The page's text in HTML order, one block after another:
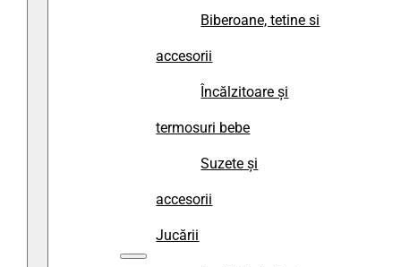
Biberoane, tetine si
accesorii
Încălzitoare și
termosuri bebe
Suzete și
accesorii
Jucării